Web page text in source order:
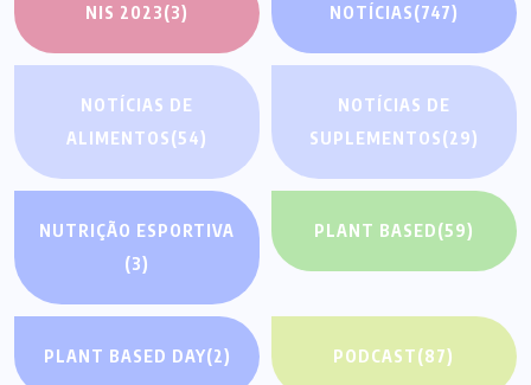
NIS 2023(3) NOTÍCIAS(747)
NOTÍCIAS DE
ALIMENTOS(54)
NOTÍCIAS DE
SUPLEMENTOS(29)
NUTRIÇÃO ESPORTIVA
(3)
PLANT BASED(59)
PLANT BASED DAY(2) PODCAST(87)